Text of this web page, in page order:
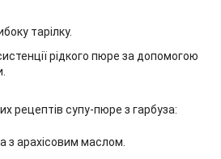
тарілку.
рідкого пюре за допомогою
рецептів супу-пюре з гарбуза:
з арахісовим маслом.